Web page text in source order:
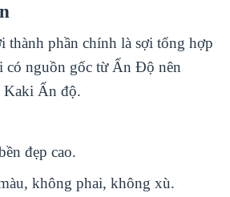
phần chính là sợi tổng hợp
có nguồn gốc từ Ấn Độ nên
Kaki Ấn độ.
đẹp cao.
không phai, không xù.